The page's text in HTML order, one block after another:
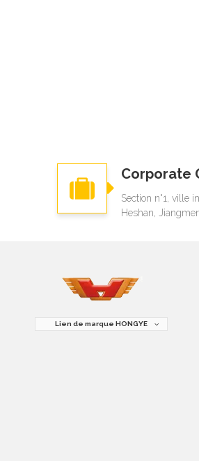
Corporate
Section n°1, ville
Heshan,
Lien de marque HONGYE